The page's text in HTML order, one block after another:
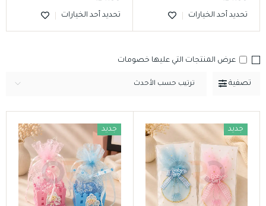
تحديد أحد الخيارات تحديد أحد الخيارات
تصفية ترتيب حسب الأحدث
عرض المنتجات التي عليها خصومات
جديد جديد